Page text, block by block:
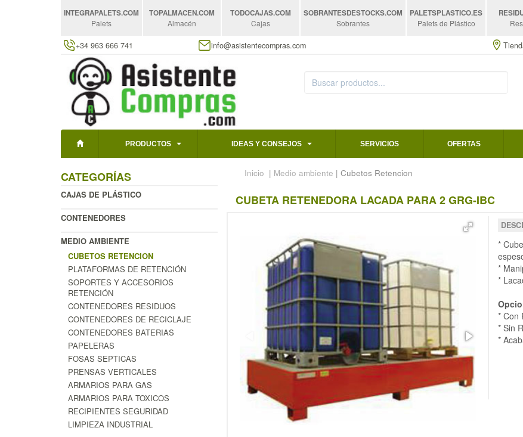
INTEGRAPALETS.COM
Palets
TOPALMACEN.COM
Almacén
TODOCAJAS.COM
Cajas
SOBRANTESDESTOCKS.COM
Sobrantes
PALETSPLASTICO.ES
Palets de Plástico
+34 963 666 741 info@asistentecompras.com
PRODUCTOS IDEAS Y CONSEJOS SERVICIOS OFERTAS
CATEGORÍAS
CAJAS DE PLÁSTICO
CONTENEDORES
MEDIO AMBIENTE
CUBETOS RETENCION
PLATAFORMAS DE RETENCIÓN
SOPORTES Y ACCESORIOS
RETENCIÓN
CONTENEDORES RESIDUOS
CONTENEDORES DE RECICLAJE
CONTENEDORES BATERIAS
PAPELERAS
FOSAS SEPTICAS
PRENSAS VERTICALES
ARMARIOS PARA GAS
ARMARIOS PARA TOXICOS
RECIPIENTES SEGURIDAD
LIMPIEZA INDUSTRIAL
Inicio | Medio ambiente | Cubetos Retencion
CUBETA RETENEDORA LACADA PARA 2 GRG-IBC
*
*
*
* Con
* Sin
*